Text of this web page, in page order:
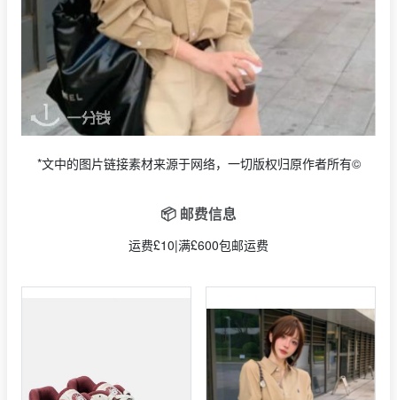
*文中的图片链接素材来源于网络，一切版权归原作者所有©
📦 邮费信息
运费£10|满£600包邮运费